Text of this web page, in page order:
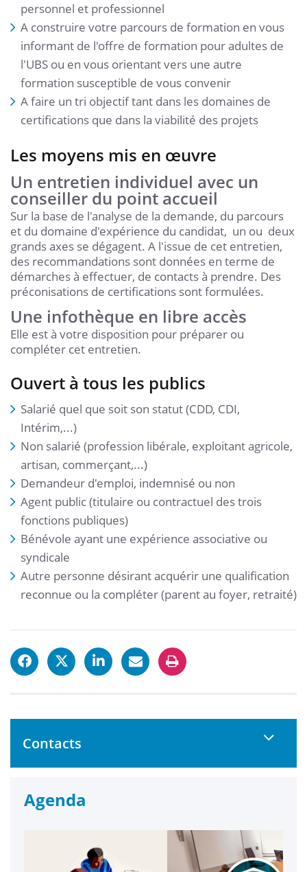
personnel et professionnel
A construire votre parcours de formation en vous
informant de l'offre de formation pour adultes de
l'UBS ou en vous orientant vers une autre
formation susceptible de vous convenir
A faire un tri objectif tant dans les domaines de
certifications que dans la viabilité des projets
Les moyens mis en œuvre
Un entretien individuel avec un
conseiller du point accueil
Sur la base de l'analyse de la demande, du parcours
et du domaine d'expérience du candidat, un ou deux
grands axes se dégagent. A l'issue de cet entretien,
des recommandations sont données en terme de
démarches à effectuer, de contacts à prendre. Des
préconisations de certifications sont formulées.
Une infothèque en libre accès
Elle est à votre disposition pour préparer ou
compléter cet entretien.
Ouvert à tous les publics
Salarié quel que soit son statut (CDD, CDI,
Intérim,...)
Non salarié (profession libérale, exploitant agricole,
artisan, commerçant,...)
Demandeur d'emploi, indemnisé ou non
Agent public (titulaire ou contractuel des trois
fonctions publiques)
Bénévole ayant une expérience associative ou
syndicale
Autre personne désirant acquérir une qualification
reconnue ou la compléter (parent au foyer, retraité)
Contacts
Agenda